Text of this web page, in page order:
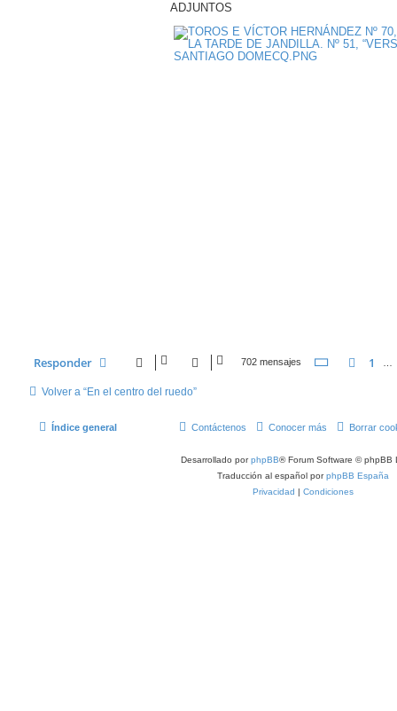
ADJUNTOS
Responder 702 mensajes Página55
1
Volver a “En el centro del ruedo”
Índice general Borrar
Conocer más
Contáctenos
Desarrollado porphpBB® Forum Software © phpBB
Traducción al español porphpBB España
Privacidad | Condiciones